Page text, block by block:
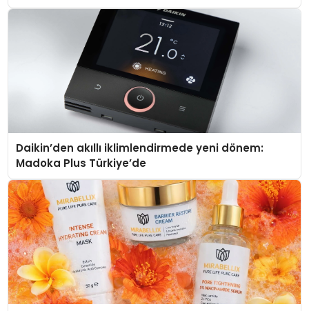
Daikin’den akıllı iklimlendirmede yeni dönem:
Madoka Plus Türkiye’de